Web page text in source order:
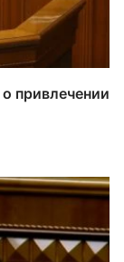
привлечении